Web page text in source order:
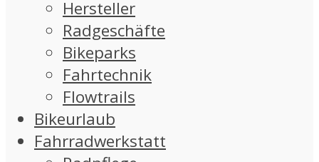
Hersteller
Radgeschäfte
Bikeparks
Fahrtechnik
Flowtrails
Bikeurlaub
Fahrradwerkstatt